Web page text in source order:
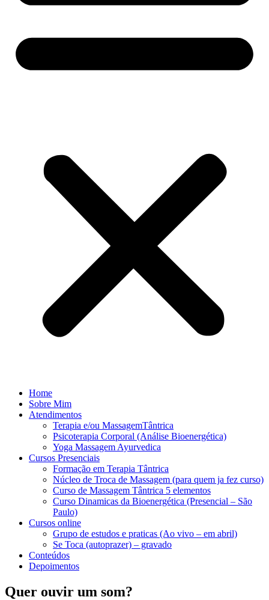
Home
Sobre Mim
Atendimentos
Terapia e/ou MassagemTântrica
Psicoterapia Corporal (Análise Bioenergética)
Yoga Massagem Ayurvedica
Cursos Presenciais
Formação em Terapia Tântrica
Núcleo de Troca de Massagem (para quem ja fez curso)
Curso de Massagem Tântrica 5 elementos
Curso Dinamicas da Bioenergética (Presencial – São
Paulo)
Cursos online
Grupo de estudos e praticas (Ao vivo – em abril)
Se Toca (autoprazer) – gravado
Conteúdos
Depoimentos
Quer ouvir um som?